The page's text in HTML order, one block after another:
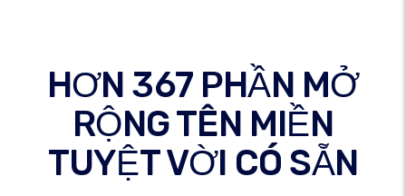
HƠN 367 PHẦN MỞ
RỘNG TÊN MIỀN
TUYỆT VỜI CÓ SẴN